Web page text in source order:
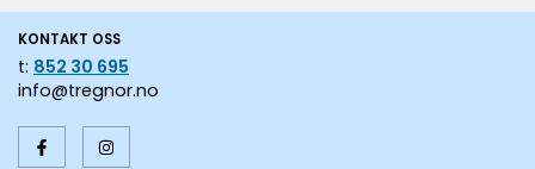
KONTAKT OSS
t: 852 30 695
info@tregnor.no